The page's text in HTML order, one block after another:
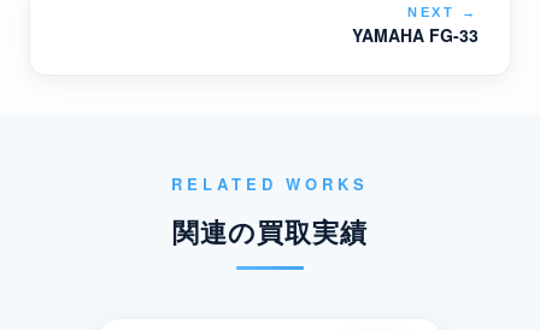
NEXT →
YAMAHA FG-33
RELATED WORKS
関連の買取実績